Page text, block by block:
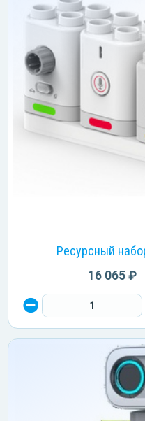
Ресурсный
16 065 ₽